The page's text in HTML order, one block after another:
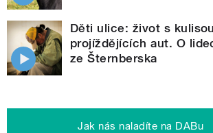
Děti ulice: život s
projíždějících aut. O
ze Šternberska
Jak nás naladíte na DABu